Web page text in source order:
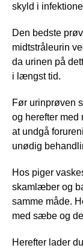
skyld i
Den bedste
midtstråleurin
da urinen på
i længst tid.
Før urinprøven
og herefter med
at undgå
unødig
Hos piger
skamlæber og
samme måde.
med sæbe og
Herefter lader